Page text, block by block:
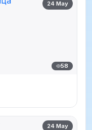
24 May
58
24 May